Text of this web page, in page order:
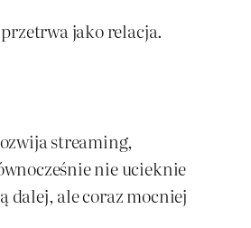
jako relacja.
streaming,
nie ucieknie
dalej, ale coraz mocniej